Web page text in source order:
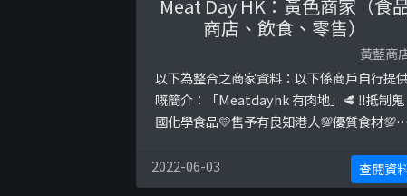
Meat Day HK：黃色商家（食
商店、飲食、零售）
黃藍商
以下為整合之商家資料：以下係商戶自行提
嘅簡介：「Meatdayhk 有肉地」🥩￼ ‼️抵制鬼
國化學食品💛售予有良知港人💯優質食材💯特
Whatsapp下訂：96181711⬇️更多抵食推介
請follow facebook⬇️以下係相關證明貼文：
2022-06-03 查閱資